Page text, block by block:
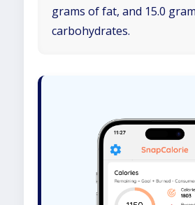
grams of fat, and 15.0
carbohydrates.